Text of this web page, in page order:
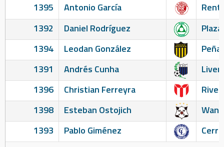
1395
Antonio García
1392
Daniel Rodríguez
1394
Leodan González
1391
Andrés Cunha
1396
Christian Ferreyra
1398
Esteban Ostojich
1393
Pablo Giménez